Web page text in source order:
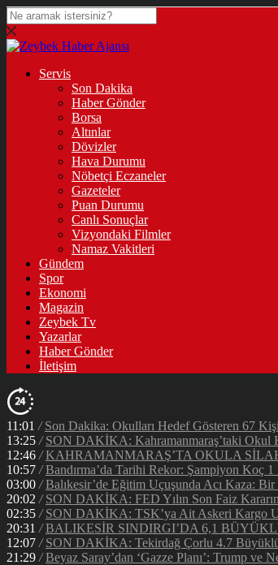
Servis
Son Dakika
Haber Gönder
Borsa
Altınlar
Dövizler
Hava Durumu
Nöbetçi Eczaneler
Gazeteler
Puan Durumu
Canlı Sonuçlar
Vizyondaki Filmler
Namaz Vakitleri
Gündem
Spor
Ekonomi
Magazin
Zeybek Tv
Yazarlar
Haber Gönder
İletişim
11:01 / Son Dakika: Okulları Hedef Gösteren 67
13:25 / SON DAKİKA: Kahramanmaraş’taki Okul
12:46 / KAHRAMANMARAŞ’TA OKULA
10:57 / Bandırma’da Tarihi Rekor: Şampiyon Koç
03:00 / Balıkesir’de Eğitim Uçuşunda Acı Kaza:
20:02 / SON DAKİKA: FED Yılın Son Faiz
02:35 / SON DAKİKA: TSK’ya Ait Askeri Kargo
20:31 / BALIKESİR SINDIRGI’DA 6,1
12:07 / SON DAKİKA: Tekirdağ Çorlu 4.7
21:29 / Beyaz Saray’dan ‘Gazze Planı’: Trump ve